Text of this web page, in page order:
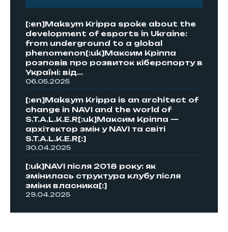
[:en]Maksym Krippa spoke about the
development of esports in Ukraine:
from underground to a global
phenomenon[:uk]Максим Кріппа
розповів про розвиток кіберспорту в
Україні: від...
06.05.2025
[:en]Maksym Krippa is an architect of
change in NAVI and the world of
S.T.A.L.K.E.R[:uk]Максим Кріппа —
архітектор змін у NAVI та світі
S.T.A.L.K.E.R[:]
30.04.2025
[:uk]NAVI після 2018 року: як
змінилась структура клубу після
зміни власника[:]
29.04.2025